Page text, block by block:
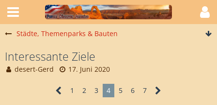
Städte, Themenparks & Bauten
Interessante Ziele
desert-Gerd 17. Juni 2020
1 2 3 4 5 6 7